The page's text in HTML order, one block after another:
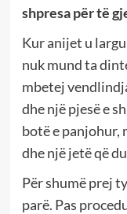
shpresa për të
Kur anijet u
nuk mund ta
mbetej
dhe një pjesë e
botë e panjohur,
dhe një jetë që
Për shumë prej
parë. Pas